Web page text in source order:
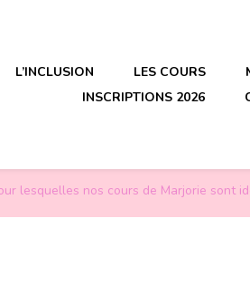
L’INCLUSION LES COURS
INSCRIPTIONS 2026
lesquelles nos cours de Marjorie sont